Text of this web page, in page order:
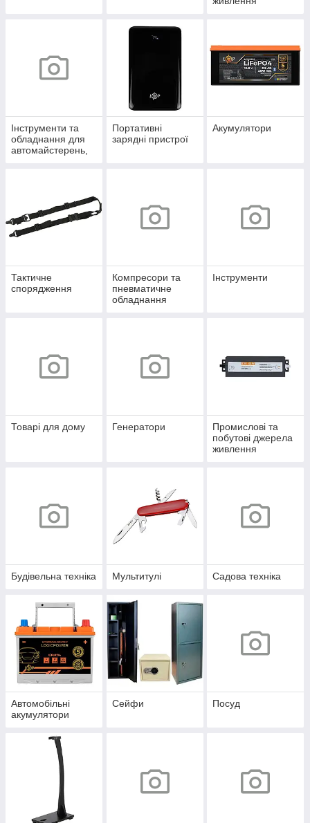
Інструменти та
обладнання для
автомайстерень,
Портативні
зарядні пристрої
Акумулятори
Тактичне
спорядження
Компресори та
пневматичне
обладнання
Інструменти
Товарі для дому Генератори
Промислові та
побутові джерела
живлення
Будівельна техніка Мультитулі Садова техніка
Автомобільні
акумулятори
Сейфи Посуд